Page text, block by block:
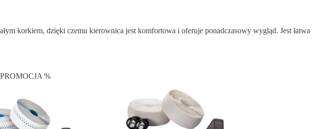
korkiem, dzięki czemu kierownica jest komfortowa i oferuje ponadczasowy wygląd. Jest łatwa
PROMOCJA %